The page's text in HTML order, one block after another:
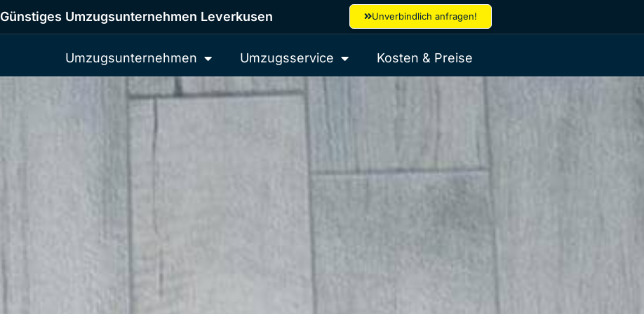
Günstiges Umzugsunternehmen Leverkusen Unverbindlich anfragen!
Umzugsunternehmen Umzugsservice Kosten & Preise